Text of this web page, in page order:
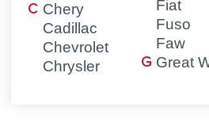
Chery
Cadillac
Chevrolet
Chrysler
Fiat
Fuso
Faw
Great